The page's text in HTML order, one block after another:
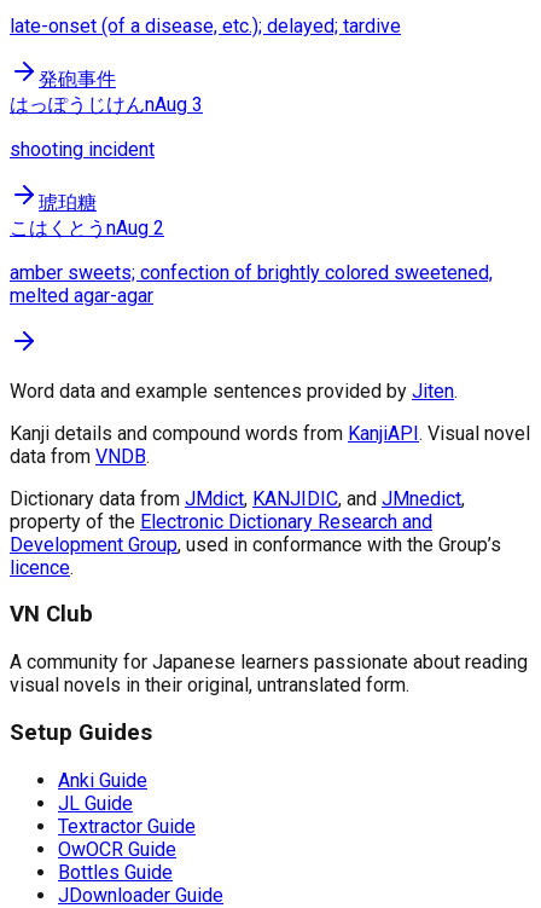
late-onset (of a disease, etc.); delayed; tardive
発砲事件
はっぽうじけんnAug 3
shooting incident
琥珀糖
こはくとう nAug 2
amber sweets; confection of brightly colored sweetened,
melted agar-agar
Word data and example sentences provided by Jiten.
Kanji details and compound words from KanjiAPI. Visual novel
data from VNDB.
Dictionary data from JMdict, KANJIDIC, and JMnedict,
property of the Electronic Dictionary Research and
Development Group, used in conformance with the Group’s
licence.
VN Club
A community for Japanese learners passionate about reading
visual novels in their original, untranslated form.
Setup Guides
Anki Guide
JL Guide
Textractor Guide
OwOCR Guide
Bottles Guide
JDownloader Guide